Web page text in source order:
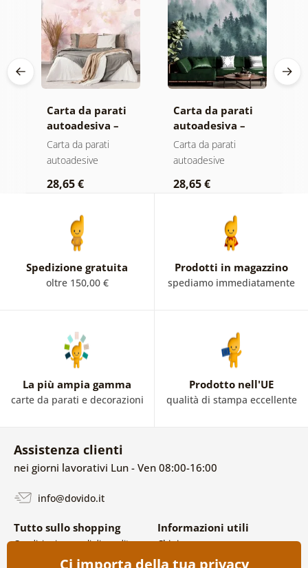
Carta da parati
autoadesiva –
Foglie con
sfumatura
Carta da parati
autoadesive
28,65 €
Carta da parati
autoadesiva –
Foresta nella
nebbia
Carta da parati
autoadesive
28,65 €
Spedizione gratuita
oltre 150,00 €
Prodotti in magazzino
spediamo immediatamente
La più ampia gamma
carte da parati e decorazioni
Prodotto nell'UE
qualità di stampa eccellente
Assistenza clienti
nei giorni lavorativi Lun - Ven 08:00-16:00
info@dovido.it
Tutto sullo shopping
Condizioni generali di vendita e
Informazioni utili
Chi siamo
FAQ
Ci importa della tua privacy